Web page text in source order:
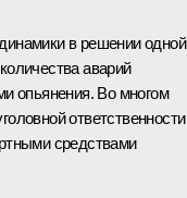
в решении одной
аварий
опьянения. Во многом
ответственности
средствами